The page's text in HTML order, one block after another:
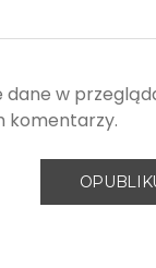
dane w
komentarzy.